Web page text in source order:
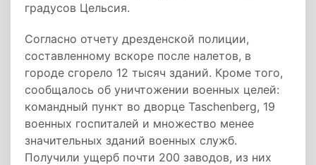
градусов Цельсия.
Согласно отчету дрезденской полиции,
составленному вскоре после налетов, в
городе сгорело 12 тысяч зданий. Кроме того,
сообщалось об уничтожении военных целей:
командный пункт во дворце Taschenberg, 19
военных госпиталей и множество менее
значительных зданий военных служб.
Получили ущерб почти 200 заводов, из них